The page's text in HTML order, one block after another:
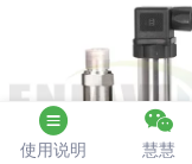
使用说明 慧慧